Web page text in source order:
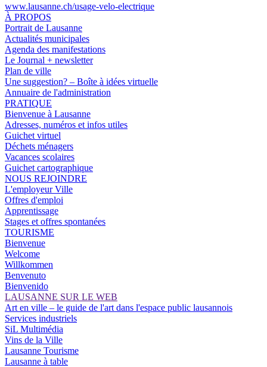
www.lausanne.ch/usage-velo-electrique
À PROPOS
Portrait de Lausanne
Actualités municipales
Agenda des manifestations
Le Journal + newsletter
Plan de ville
Une suggestion? – Boîte à idées virtuelle
Annuaire de l'administration
PRATIQUE
Bienvenue à Lausanne
Adresses, numéros et infos utiles
Guichet virtuel
Déchets ménagers
Vacances scolaires
Guichet cartographique
NOUS REJOINDRE
L'employeur Ville
Offres d'emploi
Apprentissage
Stages et offres spontanées
TOURISME
Bienvenue
Welcome
Willkommen
Benvenuto
Bienvenido
LAUSANNE SUR LE WEB
Art en ville – le guide de l'art dans l'espace public lausannois
Services industriels
SiL Multimédia
Vins de la Ville
Lausanne Tourisme
Lausanne à table